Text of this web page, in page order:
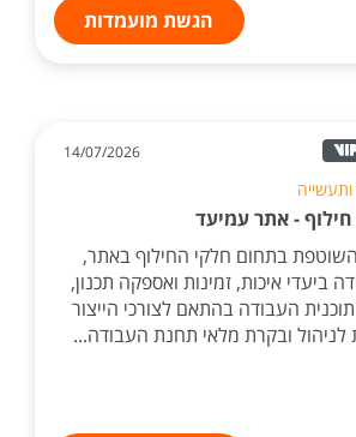
הגשת מועמדות
14/07/2026
- אתר עמיעד
בתחום חלקי החילוף באתר,
ביעדי איכות, זמינות ואספקה תכנון,
העבודה בהתאם לצורכי הייצור
לניהול ובקרת מלאי תחנת העבודה...